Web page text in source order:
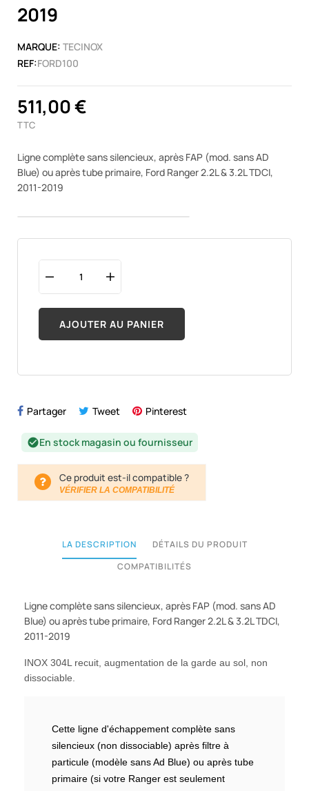
2019
MARQUE: TECINOX
REF:FORD100
511,00 €
TTC
Ligne complète sans silencieux, après FAP (mod. sans AD
Blue) ou après tube primaire, Ford Ranger 2.2L & 3.2L TDCI,
2011-2019
AJOUTER AU PANIER
Partager Tweet Pinterest
check_circleEn stock magasin ou fournisseur
Ce produit est-il compatible ?
VÉRIFIER LA COMPATIBILITÉ
LA DESCRIPTION
DÉTAILS DU PRODUIT
COMPATIBILITÉS
Ligne complète sans silencieux, après FAP (mod. sans AD
Blue) ou après tube primaire, Ford Ranger 2.2L & 3.2L TDCI,
2011-2019
INOX 304L recuit, augmentation de la garde au sol, non
dissociable.
Cette ligne d'échappement complète sans
silencieux (non dissociable) après filtre à
particule (modèle sans Ad Blue) ou après tube
primaire (si votre Ranger est seulement